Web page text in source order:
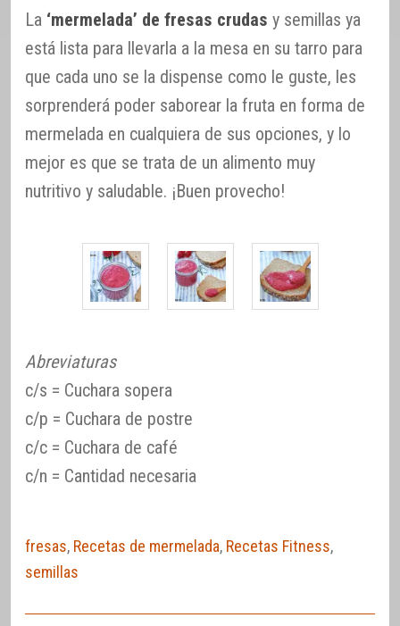
La ‘mermelada’ de fresas crudas y semillas ya
está lista para llevarla a la mesa en su tarro para
que cada uno se la dispense como le guste, les
sorprenderá poder saborear la fruta en forma de
mermelada en cualquiera de sus opciones, y lo
mejor es que se trata de un alimento muy
nutritivo y saludable. ¡Buen provecho!
Abreviaturas
c/s = Cuchara sopera
c/p = Cuchara de postre
c/c = Cuchara de café
c/n = Cantidad necesaria
fresas, Recetas de mermelada, Recetas Fitness,
semillas